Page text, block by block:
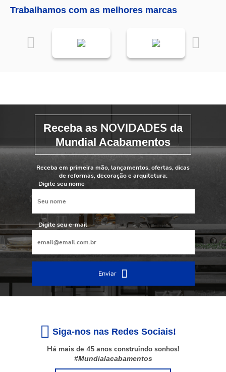
Trabalhamos com as melhores marcas
Receba as NOVIDADES da
Mundial Acabamentos
Receba em primeira mão, lançamentos, ofertas, dicas
de reformas, decoração e arquitetura.
Digite seu nome
Digite seu e-mail
Enviar
Siga-nos nas Redes Sociais!
Há mais de 45 anos construindo sonhos!
#Mundialacabamentos